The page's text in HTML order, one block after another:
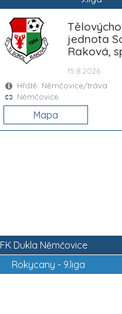
jednota
Raková,
15.8.2026
Hřiště: Němčovice/tráva
Němčovice
Mapa
FK Dukla Němčovice
Rokycany - 9.liga